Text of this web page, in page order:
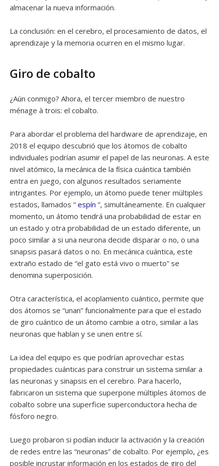
almacenar la nueva información.
La conclusión: en el cerebro, el procesamiento de datos, el
aprendizaje y la memoria ocurren en el mismo lugar.
Giro de cobalto
¿Aún conmigo? Ahora, el tercer miembro de nuestro
ménage à trois: el cobalto.
Para abordar el problema del hardware de aprendizaje, en
2018 el equipo descubrió que los átomos de cobalto
individuales podrían asumir el papel de las neuronas. A este
nivel atómico, la mecánica de la física cuántica también
entra en juego, con algunos resultados seriamente
intrigantes. Por ejemplo, un átomo puede tener múltiples
estados, llamados “ espín ”, simultáneamente. En cualquier
momento, un átomo tendrá una probabilidad de estar en
un estado y otra probabilidad de un estado diferente, un
poco similar a si una neurona decide disparar o no, o una
sinapsis pasará datos o no. En mecánica cuántica, este
extraño estado de “el gato está vivo o muerto” se
denomina superposición.
Otra característica, el acoplamiento cuántico, permite que
dos átomos se “unan” funcionalmente para que el estado
de giro cuántico de un átomo cambie a otro, similar a las
neuronas que hablan y se unen entre sí.
La idea del equipo es que podrían aprovechar estas
propiedades cuánticas para construir un sistema similar a
las neuronas y sinapsis en el cerebro. Para hacerlo,
fabricaron un sistema que superpone múltiples átomos de
cobalto sobre una superficie superconductora hecha de
fósforo negro.
Luego probaron si podían inducir la activación y la creación
de redes entre las “neuronas” de cobalto. Por ejemplo, ¿es
posible incrustar información en los estados de giro del